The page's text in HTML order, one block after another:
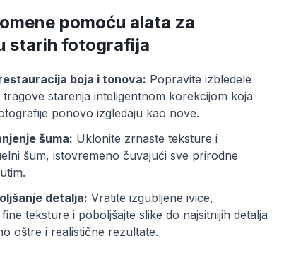
pomoću alata za
starih fotografija
boja i tonova: Popravite izbledele
starenja inteligentnom korekcijom koja
ponovo izgledaju kao nove.
šuma: Uklonite zrnaste teksture i
šum, istovremeno čuvajući sve prirodne
detalja: Vratite izgubljene ivice,
teksture i poboljšajte slike do najsitnijih detalja
oštre i realistične rezultate.